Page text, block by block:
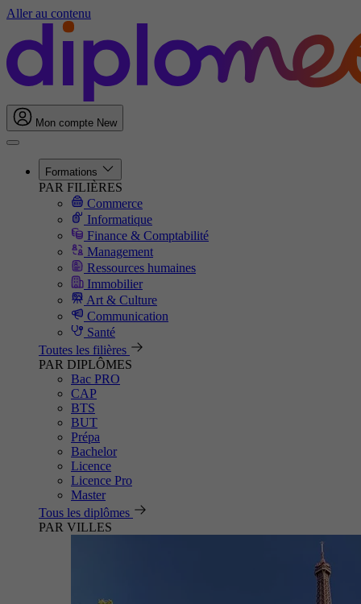
Aller au contenu
Mon compte New
Formations
PAR FILIÈRES
Commerce
Informatique
Finance & Comptabilité
Management
Ressources humaines
Immobilier
Art & Culture
Communication
Santé
Toutes les filières
PAR DIPLÔMES
Bac PRO
CAP
BTS
BUT
Prépa
Bachelor
Licence
Licence Pro
Master
Tous les diplômes
PAR VILLES